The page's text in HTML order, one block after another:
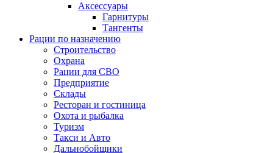
Аксессуары
Гарнитуры
Тангенты
Рации по назначению
Строительство
Охрана
Рации для СВО
Предприятие
Склады
Ресторан и гостиница
Охота и рыбалка
Туризм
Такси и Авто
Дальнобойщики